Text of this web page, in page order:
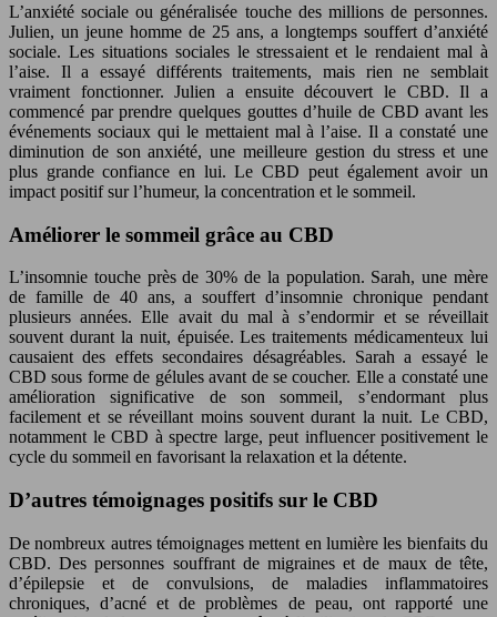
L’anxiété sociale ou généralisée touche des millions de personnes.
Julien, un jeune homme de 25 ans, a longtemps souffert d’anxiété
sociale. Les situations sociales le stressaient et le rendaient mal à
l’aise. Il a essayé différents traitements, mais rien ne semblait
vraiment fonctionner. Julien a ensuite découvert le CBD. Il a
commencé par prendre quelques gouttes d’huile de CBD avant les
événements sociaux qui le mettaient mal à l’aise. Il a constaté une
diminution de son anxiété, une meilleure gestion du stress et une
plus grande confiance en lui. Le CBD peut également avoir un
impact positif sur l’humeur, la concentration et le sommeil.
Améliorer le sommeil grâce au CBD
L’insomnie touche près de 30% de la population. Sarah, une mère
de famille de 40 ans, a souffert d’insomnie chronique pendant
plusieurs années. Elle avait du mal à s’endormir et se réveillait
souvent durant la nuit, épuisée. Les traitements médicamenteux lui
causaient des effets secondaires désagréables. Sarah a essayé le
CBD sous forme de gélules avant de se coucher. Elle a constaté une
amélioration significative de son sommeil, s’endormant plus
facilement et se réveillant moins souvent durant la nuit. Le CBD,
notamment le CBD à spectre large, peut influencer positivement le
cycle du sommeil en favorisant la relaxation et la détente.
D’autres témoignages positifs sur le CBD
De nombreux autres témoignages mettent en lumière les bienfaits du
CBD. Des personnes souffrant de migraines et de maux de tête,
d’épilepsie et de convulsions, de maladies inflammatoires
chroniques, d’acné et de problèmes de peau, ont rapporté une